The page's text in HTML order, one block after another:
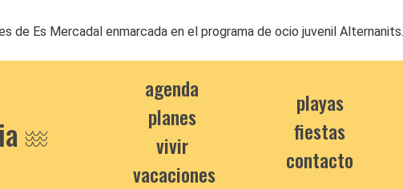
de Es Mercadal enmarcada en el programa de ocio juvenil Alternanits.
agenda
planes
vivir
vacaciones
playas
fiestas
contacto